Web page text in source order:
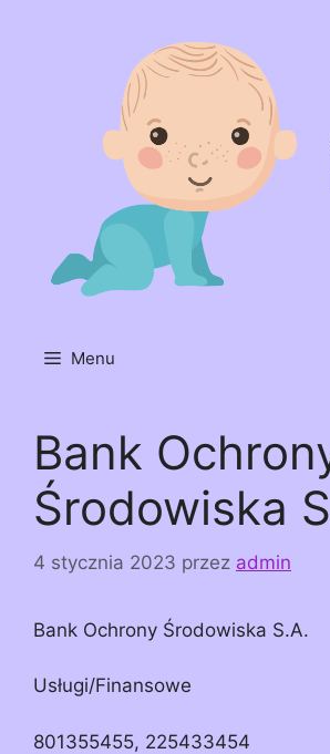
Menu
Bank
Środowiska
4 stycznia 2023 przez admin
Bank Ochrony Środowiska S.A.
Usługi/Finansowe
801355455, 225433454